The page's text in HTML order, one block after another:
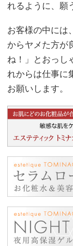
れるように、願
お客様の中には
からヤメた方が
ね！」とおっし
れからは仕事に
お願いします。